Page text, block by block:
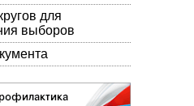
для
выборов